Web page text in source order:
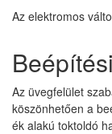
Az elektromos
Az üvegfelület
köszönhetően a
ék alakú toktoldó